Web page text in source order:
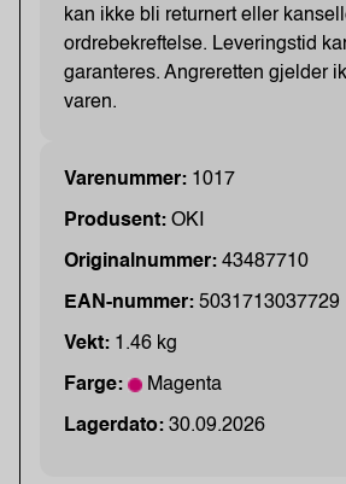
kan ikke bli returnert eller
ordrebekreftelse. Leveringstid
garanteres. Angreretten gjelder
varen.
Varenummer: 1017
Produsent: OKI
Originalnummer: 43487710
EAN-nummer: 5031713037729
Vekt: 1.46 kg
Farge: Magenta
Lagerdato: 30.09.2026